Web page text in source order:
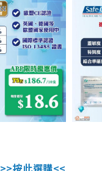
>>按此選購<<